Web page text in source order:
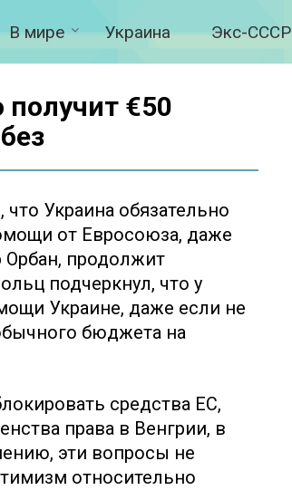
В мире Украина Экс-СССР
€50
Украина обязательно
от Евросоюза, даже
Орбан, продолжит
подчеркнул, что у
Украине, даже если не
бюджета на
средства ЕС,
права в Венгрии, в
эти вопросы не
относительно